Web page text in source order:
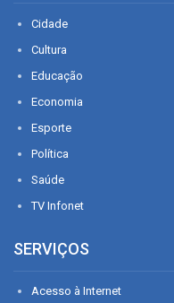
Cidade
Cultura
Educação
Economia
Esporte
Política
Saúde
TV Infonet
SERVIÇOS
Acesso à Internet